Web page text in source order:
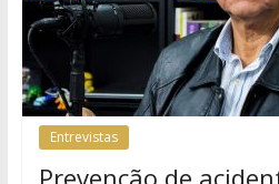
Entrevistas